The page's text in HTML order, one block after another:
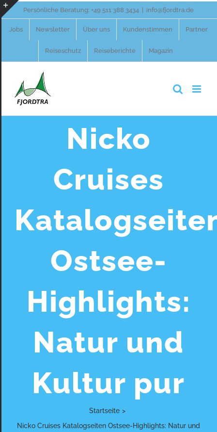
Zum
Persönliche Beratung: +49 511 388 3434 info@fjordtra.de
Jobs Newsletter Über uns Kundenstimmen Partner
Reiseschutz Reiseberichte Magazin
Nicko
Cruises
Ostsee-
Highlights:
Natur und
Kultur pur
Startseite >
Nicko Cruises Katalogseiten Ostsee-Highlights: Natur und
Toggle